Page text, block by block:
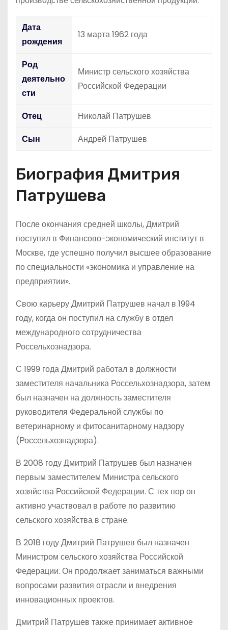
Дата
рождения
13 марта 1962 года
Род
деятельно
сти
Министр сельского хозяйства
Российской Федерации
Отец
Николай Патрушев
Сын
Андрей Патрушев
Биография Дмитрия
Патрушева
После окончания средней школы, Дмитрий
поступил в Финансово-экономический институт в
Москве, где успешно получил высшее образование
по специальности «экономика и управление на
предприятии».
Свою карьеру Дмитрий Патрушев начал в 1994
году, когда он поступил на службу в отдел
международного сотрудничества
Россельхознадзора.
С 1999 года Дмитрий работал в должности
заместителя начальника Россельхознадзора, затем
был назначен на должность заместителя
руководителя Федеральной службы по
ветеринарному и фитосанитарному надзору
(Россельхознадзора).
В 2008 году Дмитрий Патрушев был назначен
первым заместителем Министра сельского
хозяйства Российской Федерации. С тех пор он
активно участвовал в работе по развитию
сельского хозяйства в стране.
В 2018 году Дмитрий Патрушев был назначен
Министром сельского хозяйства Российской
Федерации. Он продолжает заниматься важными
вопросами развития отрасли и внедрения
инновационных проектов.
Дмитрий Патрушев также принимает активное